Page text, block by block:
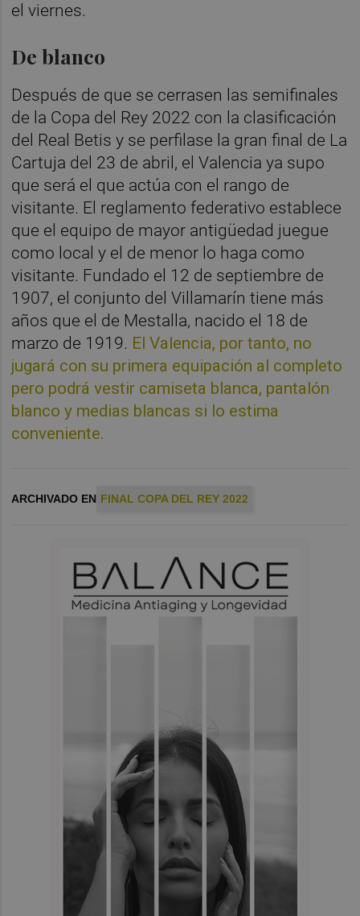
el viernes.
De blanco
Después de que se cerrasen las semifinales
de la Copa del Rey 2022 con la clasificación
del Real Betis y se perfilase la gran final de La
Cartuja del 23 de abril, el Valencia ya supo
que será el que actúa con el rango de
visitante. El reglamento federativo establece
que el equipo de mayor antigüedad juegue
como local y el de menor lo haga como
visitante. Fundado el 12 de septiembre de
1907, el conjunto del Villamarín tiene más
años que el de Mestalla, nacido el 18 de
marzo de 1919. El Valencia, por tanto, no
jugará con su primera equipación al completo
pero podrá vestir camiseta blanca, pantalón
blanco y medias blancas si lo estima
conveniente.
ARCHIVADO EN FINAL COPA DEL REY 2022